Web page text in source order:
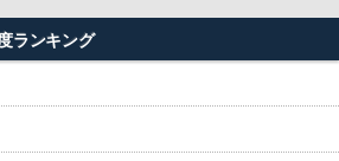
ランキング